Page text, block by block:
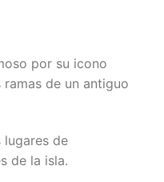
por su icono
de un antiguo
lugares de
de la isla.